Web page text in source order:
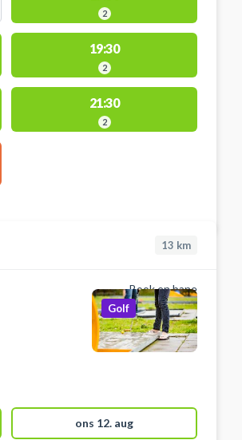
2
19:30
2
21:30
2
13 km
Book en bane
Golf
ons 12. aug